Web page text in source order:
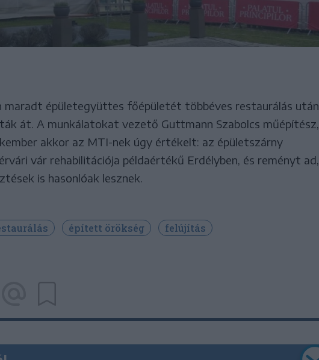
maradt épületegyüttes főépületét többéves restaurálás után
át. A munkálatokat vezető Guttmann Szabolcs műépítész,
akkor az MTI-nek úgy értékelt: az épületszárny
vár rehabilitációja példaértékű Erdélyben, és reményt ad,
is hasonlóak lesznek.
épített örökség
felújítás